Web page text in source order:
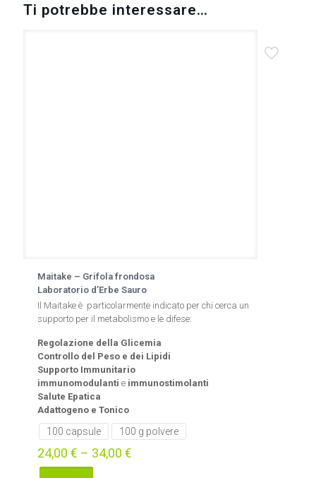
Ti potrebbe interessare…
Maitake – Grifola frondosa
Laboratorio d’Erbe Sauro
Il Maitake è particolarmente indicato per chi cerca un
supporto per il metabolismo e le difese:
Regolazione della Glicemia
Controllo del Peso e dei Lipidi
Supporto Immunitario
immunomodulanti e immunostimolanti
Salute Epatica
Adattogeno e Tonico
100 capsule 100 g polvere
24,00 € – 34,00 €